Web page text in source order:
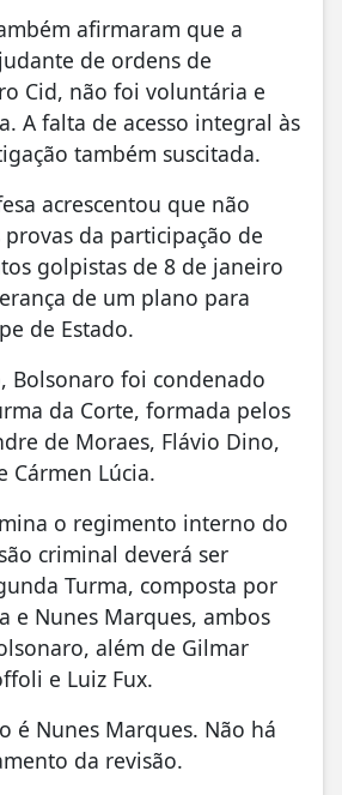
afirmaram que a
de ordens de
Cid, não foi voluntária e
A falta de acesso integral às
também suscitada.
acrescentou que não
da participação de
golpistas de 8 de janeiro
de um plano para
de Estado.
Bolsonaro foi condenado
da Corte, formada pelos
de Moraes, Flávio Dino,
Cármen Lúcia.
o regimento interno do
criminal deverá ser
Turma, composta por
e Nunes Marques, ambos
além de Gilmar
e Luiz Fux.
é Nunes Marques. Não há
da revisão.